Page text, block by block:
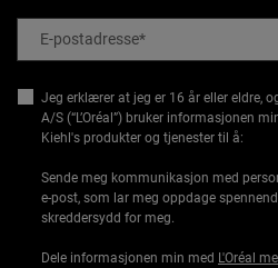
E-postadresse*
Jeg erklærer at jeg er 16 år eller eldre,
A/S (“L’Oréal”) bruker informasjonen
Kiehl's produkter og tjenester til å:
Sende meg kommunikasjon med
e-post, som lar meg oppdage
skreddersydd for meg.
Dele informasjonen min med L'Oréal